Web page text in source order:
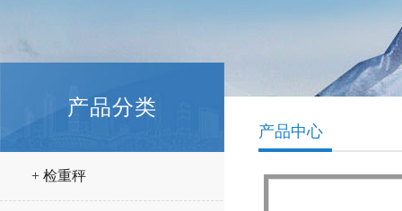
产品分类
+ 检重秤
产品中心